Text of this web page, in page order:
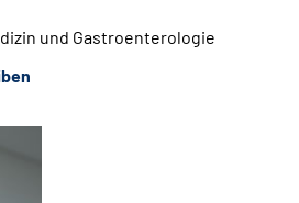
und Gastroenterologie